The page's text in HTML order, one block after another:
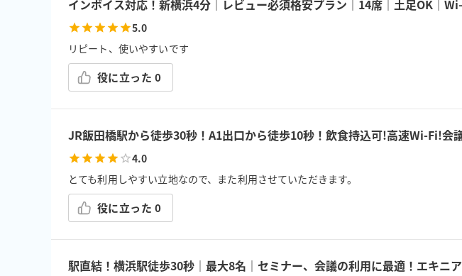
インボイス対応！新横浜4分｜レビュー必須格安プラン｜14席｜土足OK｜
5.0
リピート、使いやすいです
役に立った 0
JR飯田橋駅から徒歩30秒！A1出口から徒歩10秒！飲食持込可!高速Wi-Fi!
4.0
とても利用しやすい立地なので、また利用させていただきます。
役に立った 0
駅直結！横浜駅徒歩30秒｜最大8名｜セミナー、会議の利用に最適！エキニ